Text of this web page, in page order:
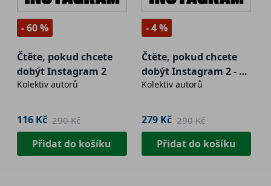
- 60 %
Čtěte, pokud chcete
dobýt Instagram 2
Kolektiv autorů
116 Kč 290 Kč
Přidat do košíku
- 4 %
Čtěte, pokud chcete
dobýt Instagram 2 - 2.
jakost
Kolektiv autorů
279 Kč 290 Kč
Přidat do košíku